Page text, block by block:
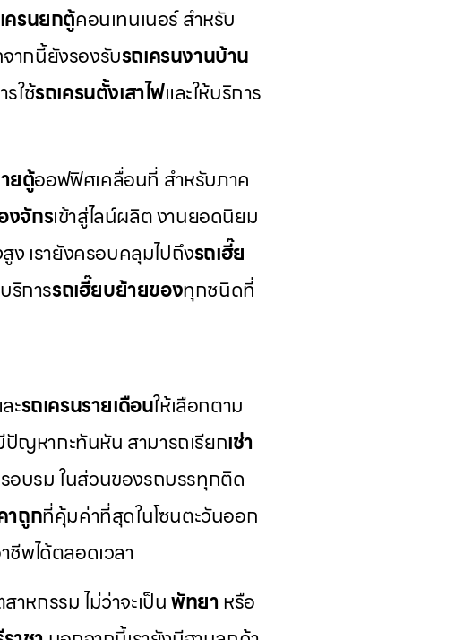
ครนยกตู้คอนเทนเนอร์ สำหรับ
ากนี้ยังรองรับรถเครนงานบ้าน
ใช้รถเครนตั้งเสาไฟและให้บริการ
ยตู้ออฟฟิศเคลื่อนที่ สำหรับภาค
งจักรเข้าสู่ไลน์ผลิต งานยอดนิยม
ง เรายังครอบคลุมไปถึงรถเฮี๊ย
ริการรถเฮี๊ยบย้ายของทุกชนิดที่
ะรถเครนรายเดือนให้เลือกตาม
ญหากะทันหัน สามารถเรียกเช่า
อบรม ในส่วนของรถบรรทุกติด
าถูกที่คุ้มค่าที่สุดในโซนตะวันออก
ชีพได้ตลอดเวลา
าหกรรม ไม่ว่าจะเป็นพัทยาหรือ